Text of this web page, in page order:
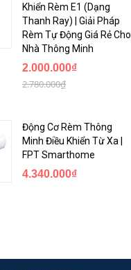
vào thông qua giao
Khiển Rèm E1 (Dạng
Thanh Ray) | Giải Pháp
Rèm Tự Động Giá Rẻ Cho
Nhà Thông Minh
2.000.000₫
2.780.000₫
Động Cơ Rèm Thông
Minh Điều Khiển Từ Xa |
FPT Smarthome
4.340.000₫